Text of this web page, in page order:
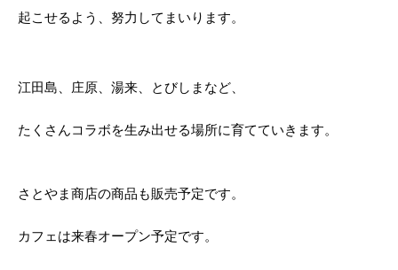
起こせるよう、努力してまいります。
江田島、庄原、湯来、とびしまなど、
たくさんコラボを生み出せる場所に育てていきます。
さとやま商店の商品も販売予定です。
カフェは来春オープン予定です。